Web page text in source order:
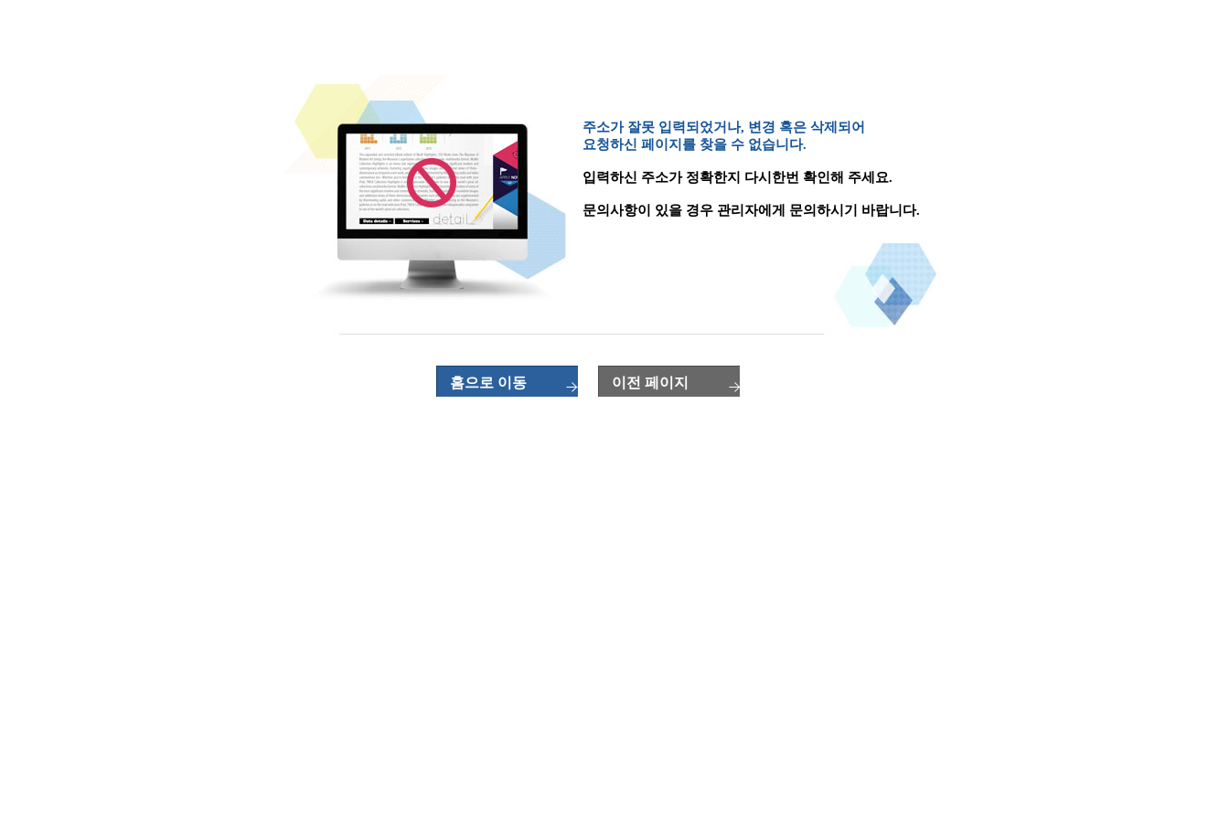
주소가 잘못 입력되었거나, 변경 혹은 삭제되어
요청하신 페이지를 찾을 수 없습니다.
입력하신 주소가 정확한지 다시한번 확인해 주세요.
문의사항이 있을 경우 관리자에게 문의하시기 바랍니다.
홈으로 이동 이전 페이지